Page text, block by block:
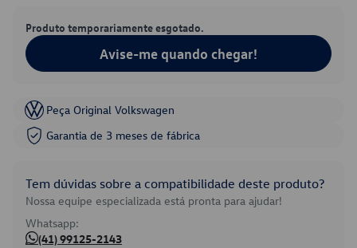
Produto temporariamente esgotado.
Avise-me quando chegar!
Peça Original Volkswagen
Garantia de 3 meses de fábrica
Tem dúvidas sobre a compatibilidade deste produto?
Nossa equipe especializada está pronta para ajudar!
Whatsapp:
(41) 99125-2143